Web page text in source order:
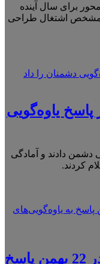
برای سال آینده
مشخص اشتغال طراحی
پاسخ یاوه‌گویی
دشمن دادند و آمادگی
کردند.
پورخاقان: حضور مردم در 22 بهمن پاسخ